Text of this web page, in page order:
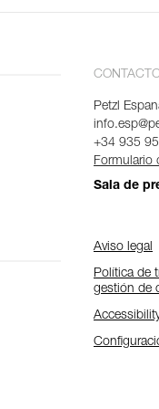
Petzl
+34 935
Formulario
Sala de
Aviso legal
Política de
gestión de